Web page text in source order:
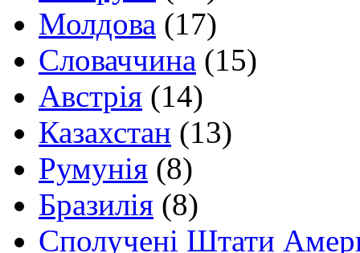
Молдова (17)
Словаччина (15)
Австрія (14)
Казахстан (13)
Румунія (8)
Бразилія (8)
Сполучені Штати